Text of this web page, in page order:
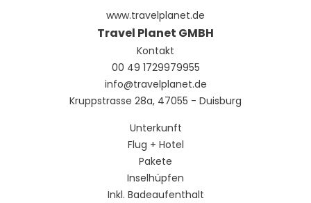
www.travelplanet.de
Travel Planet GMBH
Kontakt
00 49 1729979955
info@travelplanet.de
Kruppstrasse 28a, 47055 - Duisburg
Unterkunft
Flug + Hotel
Pakete
Inselhüpfen
Inkl. Badeaufenthalt